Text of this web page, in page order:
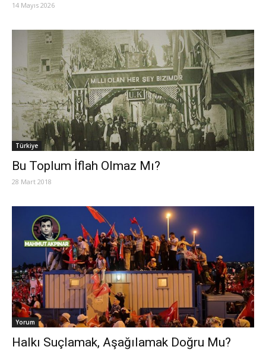
14 Mayıs 2026
Türkiye
Bu Toplum İflah Olmaz Mı?
28 Mart 2018
Yorum
Halkı Suçlamak, Aşağılamak Doğru Mu?